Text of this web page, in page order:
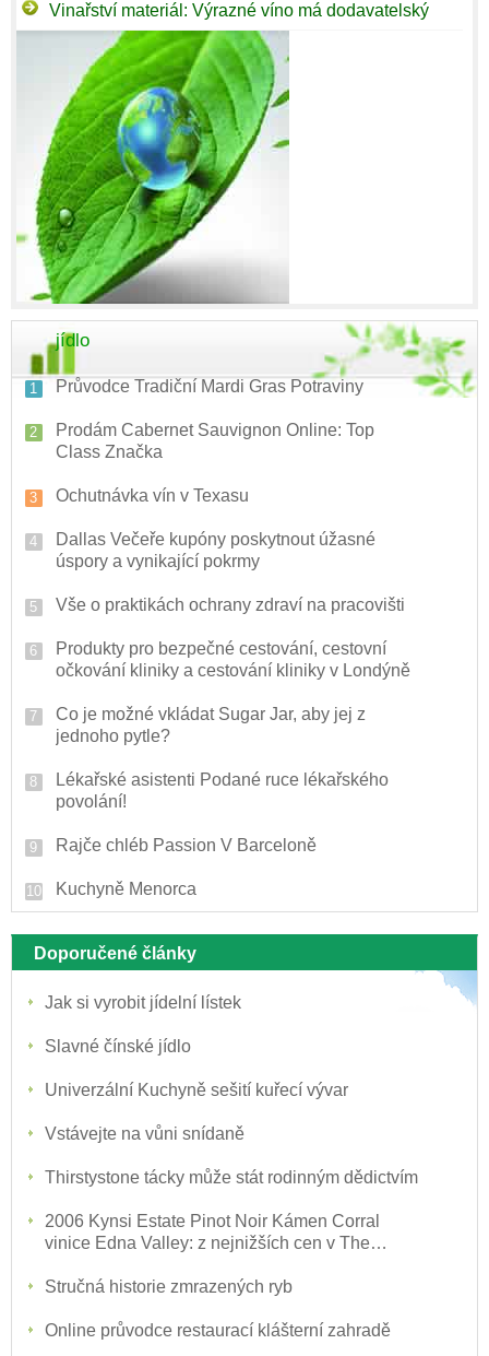
Vinařství materiál: Výrazné víno má dodavatelský
jídlo
Průvodce Tradiční Mardi Gras Potraviny
Prodám Cabernet Sauvignon Online: Top
Class Značka
Ochutnávka vín v Texasu
Dallas Večeře kupóny poskytnout úžasné
úspory a vynikající pokrmy
Vše o praktikách ochrany zdraví na pracovišti
Produkty pro bezpečné cestování, cestovní
očkování kliniky a cestování kliniky v Londýně
Co je možné vkládat Sugar Jar, aby jej z
jednoho pytle?
Lékařské asistenti Podané ruce lékařského
povolání!
Rajče chléb Passion V Barceloně
Kuchyně Menorca
Doporučené články
Jak si vyrobit jídelní lístek
Slavné čínské jídlo
Univerzální Kuchyně sešití kuřecí vývar
Vstávejte na vůni snídaně
Thirstystone tácky může stát rodinným dědictvím
2006 Kynsi Estate Pinot Noir Kámen Corral
vinice Edna Valley: z nejnižších cen v The
Stručná historie zmrazených ryb
Online průvodce restaurací klášterní zahradě